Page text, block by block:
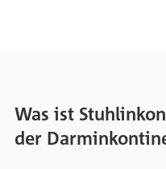
Was ist
der